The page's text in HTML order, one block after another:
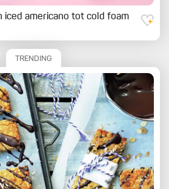
iced americano tot cold foam
TRENDING